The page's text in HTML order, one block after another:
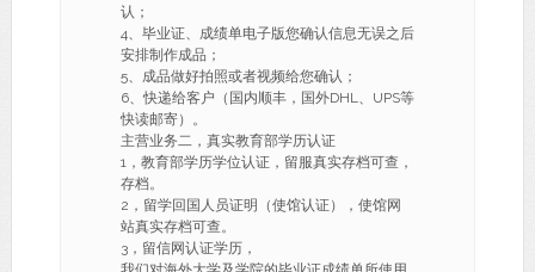
认；
4、毕业证、成绩单电子版您确认信息无误之后
安排制作成品；
5、成品做好拍照或者视频给您确认；
6、快递给客户（国内顺丰，国外DHL、UPS等
快读邮寄）。
主营业务二，真实教育部学历认证
1，教育部学历学位认证，留服真实存档可查，
存档。
2，留学回国人员证明（使馆认证），使馆网
站真实存档可查。
3，留信网认证学历，